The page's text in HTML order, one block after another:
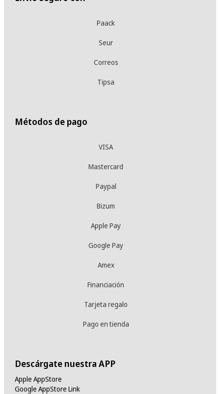
Paack
Seur
Correos
Tipsa
Métodos de pago
VISA
Mastercard
Paypal
Bizum
Apple Pay
Google Pay
Amex
Financiación
Tarjeta regalo
Pago en tienda
Descárgate nuestra APP
Apple AppStore
Google AppStore Link